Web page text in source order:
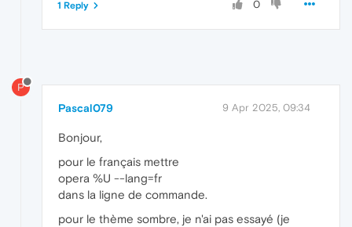
0
1 Reply
P
Pascal079 9 Apr 2025, 09:34
Bonjour,
pour le français mettre
opera %U --lang=fr
dans la ligne de commande.
pour le thème sombre, je n'ai pas essayé (je